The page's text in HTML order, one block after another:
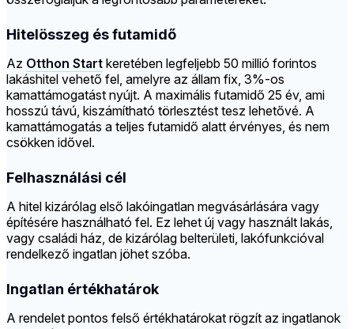
Hitelösszeg és futamidő
Az Otthon Start keretében legfeljebb 50 millió forintos
lakáshitel vehető fel, amelyre az állam fix, 3%-os
kamattámogatást nyújt. A maximális futamidő 25 év, ami
hosszú távú, kiszámítható törlesztést tesz lehetővé. A
kamattámogatás a teljes futamidő alatt érvényes, és nem
csökken idővel.
Felhasználási cél
A hitel kizárólag első lakóingatlan megvásárlására vagy
építésére használható fel. Ez lehet új vagy használt lakás,
vagy családi ház, de kizárólag belterületi, lakófunkcióval
rendelkező ingatlan jöhet szóba.
Ingatlan értékhatárok
A rendelet pontos felső értékhatárokat rögzít az ingatlanok